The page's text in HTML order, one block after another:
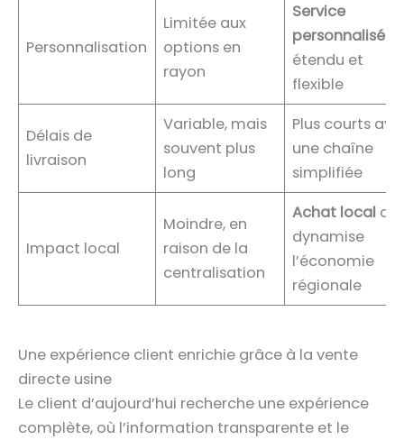
Personnalisation
Limitée aux
options en
rayon
Service
personnalisé
étendu et
flexible
Délais de
livraison
Variable, mais
souvent plus
long
Plus courts
une chaîne
simplifiée
Impact local
Moindre, en
raison de la
centralisation
Achat local qui
dynamise
l’économie
régionale
Une expérience client enrichie grâce à la vente
directe usine
Le client d’aujourd’hui recherche une expérience
complète, où l’information transparente et le